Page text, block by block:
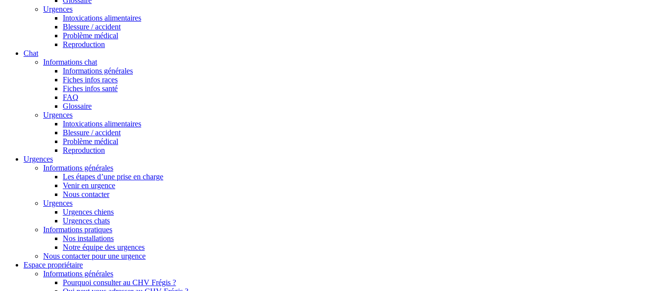
Urgences
Intoxications alimentaires
Blessure / accident
Problème médical
Reproduction
Chat
Informations chat
Informations générales
Fiches infos races
Fiches infos santé
FAQ
Glossaire
Urgences
Intoxications alimentaires
Blessure / accident
Problème médical
Reproduction
Urgences
Informations générales
Les étapes d’une prise en charge
Venir en urgence
Nous contacter
Urgences
Urgences chiens
Urgences chats
Informations pratiques
Nos installations
Notre équipe des urgences
Nous contacter pour une urgence
Espace propriétaire
Informations générales
Pourquoi consulter au CHV Frégis ?